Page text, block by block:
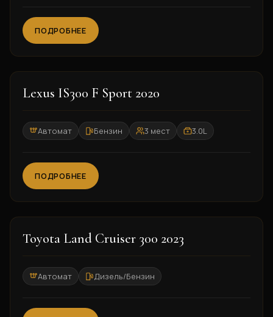
ПОДРОБНЕЕ
Lexus IS300 F Sport 2020
Автомат Бензин 3 мест 3.0L
ПОДРОБНЕЕ
Toyota Land Cruiser 300 2023
Автомат Дизель/Бензин